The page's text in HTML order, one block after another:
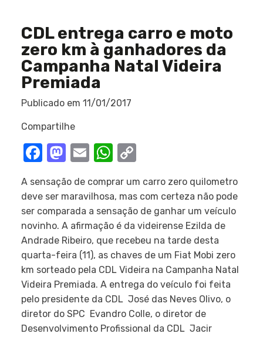
CDL entrega carro e moto
zero km à ganhadores da
Campanha Natal Videira
Premiada
Publicado em 11/01/2017
Compartilhe
Facebook
Mastodon
EmailWhatsApp
A sensação de comprar um carro zero quilometro
deve ser maravilhosa, mas com certeza não pode
ser comparada a sensação de ganhar um veículo
novinho. A afirmação é da videirense Ezilda de
Andrade Ribeiro, que recebeu na tarde desta
quarta-feira (11), as chaves de um Fiat Mobi zero
km sorteado pela CDL Videira na Campanha Natal
Videira Premiada. A entrega do veículo foi feita
pelo presidente da CDL  José das Neves Olivo, o
diretor do SPC  Evandro Colle, o diretor de
Desenvolvimento Profissional da CDL  Jacir